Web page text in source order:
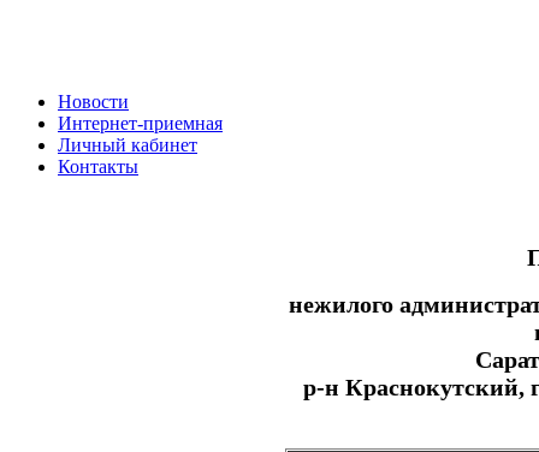
Новости
Интернет-приемная
Личный кабинет
Контакты
нежилого
р-н Краснокутский,